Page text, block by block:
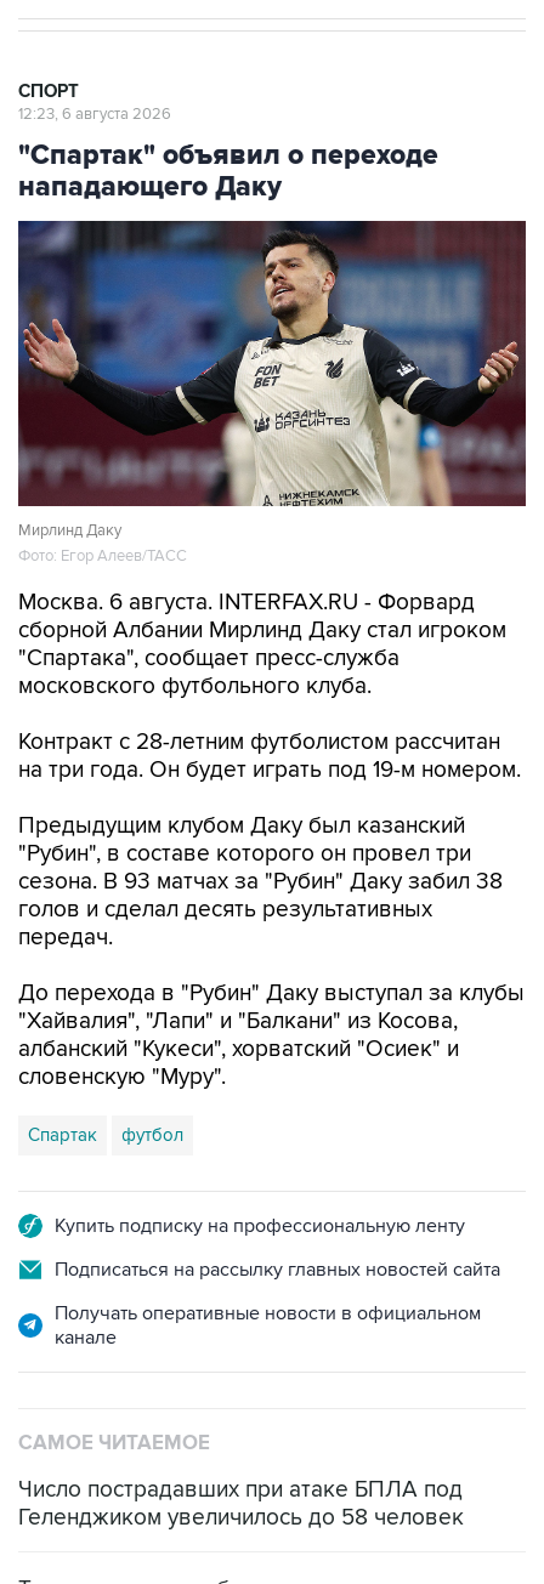
СПОРТ
12:23, 6 августа 2026
"Спартак" объявил о переходе
нападающего Даку
Мирлинд Даку
Фото: Егор Алеев/ТАСС
Москва. 6 августа. INTERFAX.RU - Форвард
сборной Албании Мирлинд Даку стал игроком
"Спартака", сообщает пресс-служба
московского футбольного клуба.
Контракт с 28-летним футболистом рассчитан
на три года. Он будет играть под 19-м номером.
Предыдущим клубом Даку был казанский
"Рубин", в составе которого он провел три
сезона. В 93 матчах за "Рубин" Даку забил 38
голов и сделал десять результативных
передач.
До перехода в "Рубин" Даку выступал за клубы
"Хайвалия", "Лапи" и "Балкани" из Косова,
албанский "Кукеси", хорватский "Осиек" и
словенскую "Муру".
Спартак футбол
Купить подписку на профессиональную ленту
Подписаться на рассылку главных новостей сайта
Получать оперативные новости в официальном
канале
САМОЕ ЧИТАЕМОЕ
Число пострадавших при атаке БПЛА под
Геленджиком увеличилось до 58 человек